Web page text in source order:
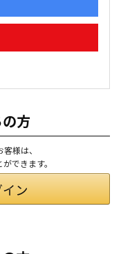
方
様は、
できます。